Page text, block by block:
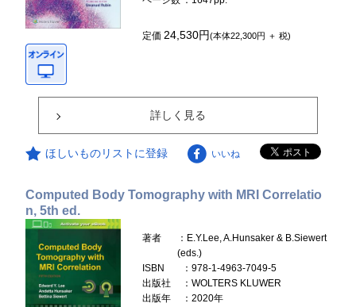
定価24,530円(本体22,300円 ＋ 税)
詳しく見る
ほしいものリストに登録 いいね
Computed Body Tomography with MRI Correlatio
n, 5th ed.
著者
：E.Y.Lee, A.Hunsaker & B.Siewert
(eds.)
ISBN
：978-1-4963-7049-5
出版社
：WOLTERS KLUWER
出版年
：2020年